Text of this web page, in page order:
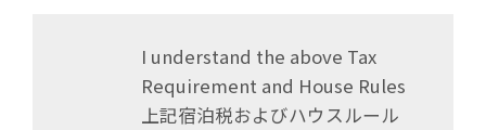
I understand the above Tax
Requirement and House Rules
上記宿泊税およびハウスルール